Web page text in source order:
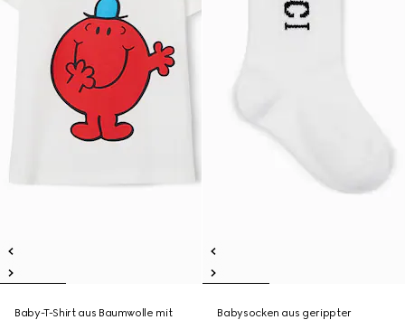
Baby-T-Shirt aus Baumwolle mit
Babysocken aus gerippter